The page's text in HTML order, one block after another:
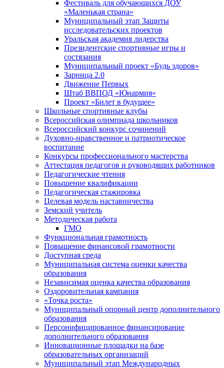
Фестиваль для обучающихся ДОУ
«Маленькая страна»
Муниципальный этап Защиты
исследовательских проектов
Уральская академия лидерства
Президентские спортивные игры и
состязания
Муниципальный проект «Будь здоров»
Зарница 2.0
Движение Первых
Штаб ВВПОД «Юнармия»
Проект «Билет в будущее»
Школьные спортивные клубы
Всероссийская олимпиада школьников
Всероссийский конкурс сочинений
Духовно-нравственное и патриотическое
воспитание
Конкурсы профессионального мастерства
Аттестация педагогов и руководящих работников
Педагогические чтения
Повышение квалификации
Педагогическая стажировка
Целевая модель наставничества
Земский учитель
Методическая работа
ГМО
Функциональная грамотность
Повышение финансовой грамотности
Доступная среда
Муниципальная система оценки качества
образования
Независимая оценка качества образования
Оздоровительная кампания
«Точка роста»
Муниципальный опорный центр дополнительного
образования
Персонифицированное финансирование
дополнительного образования
Инновационные площадки на базе
образовательных организаций
Муниципальный этап Международных